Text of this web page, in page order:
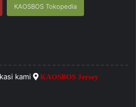
KAOSBOS Tokopedia
kami KAOSBOS Jersey